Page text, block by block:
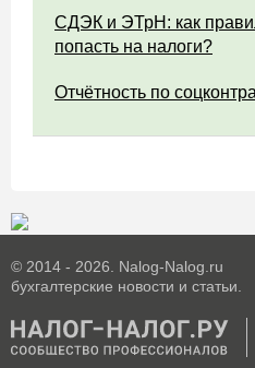
СДЭК и ЭТрН: как
попасть на налоги?
Отчётность по
© 2014 - 2026. Nalog-Nalog.ru
бухгалтерские новости и статьи.